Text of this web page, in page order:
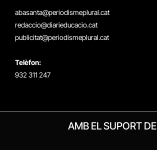
abasanta@periodismeplural.cat
redaccio@diarieducacio.cat
publicitat@periodismeplural.cat
Telèfon:
932 311 247
AMB EL SUPORT DE